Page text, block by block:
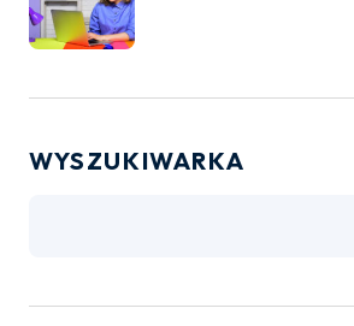
WYSZUKIWARKA